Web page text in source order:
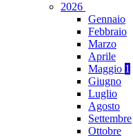
2026
Gennaio
Febbraio
Marzo
Aprile
Maggio 1
Giugno
Luglio
Agosto
Settembre
Ottobre